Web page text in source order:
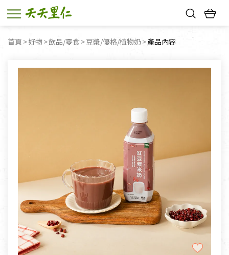
首頁 好物 飲品/零食 豆漿/優格/植物奶 目前頁面：
產品內容